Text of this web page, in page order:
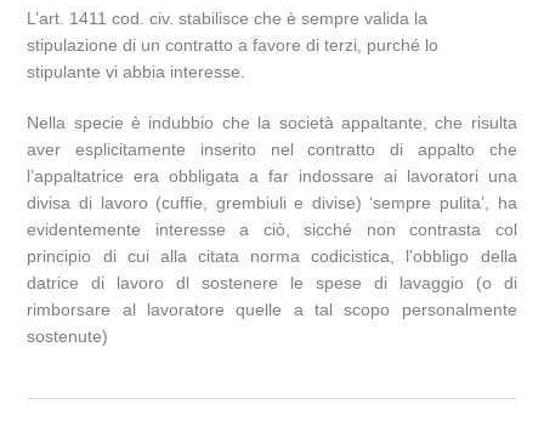
L’art. 1411 cod. civ. stabilisce che è sempre valida la
stipulazione di un contratto a favore di terzi, purché lo
stipulante vi abbia interesse.
Nella specie è indubbio che la società appaltante, che risulta
aver esplicitamente inserito nel contratto di appalto che
l’appaltatrice era obbligata a far indossare ai lavoratori una
divisa di lavoro (cuffie, grembiuli e divise) ‘sempre pulita’, ha
evidentemente interesse a ciò, sicché non contrasta col
principio di cui alla citata norma codicistica, l’obbligo della
datrice di lavoro dl sostenere le spese di lavaggio (o di
rimborsare al lavoratore quelle a tal scopo personalmente
sostenute)